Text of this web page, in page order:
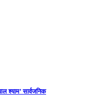
श्याम’ सार्वजनिक